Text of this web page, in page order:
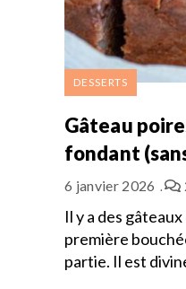
DESSERTS
Gâteau
fondant
6 janvier 2026
Il y a des
première
partie. Il est